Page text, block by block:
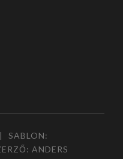
|
SABLON:
ANDERS